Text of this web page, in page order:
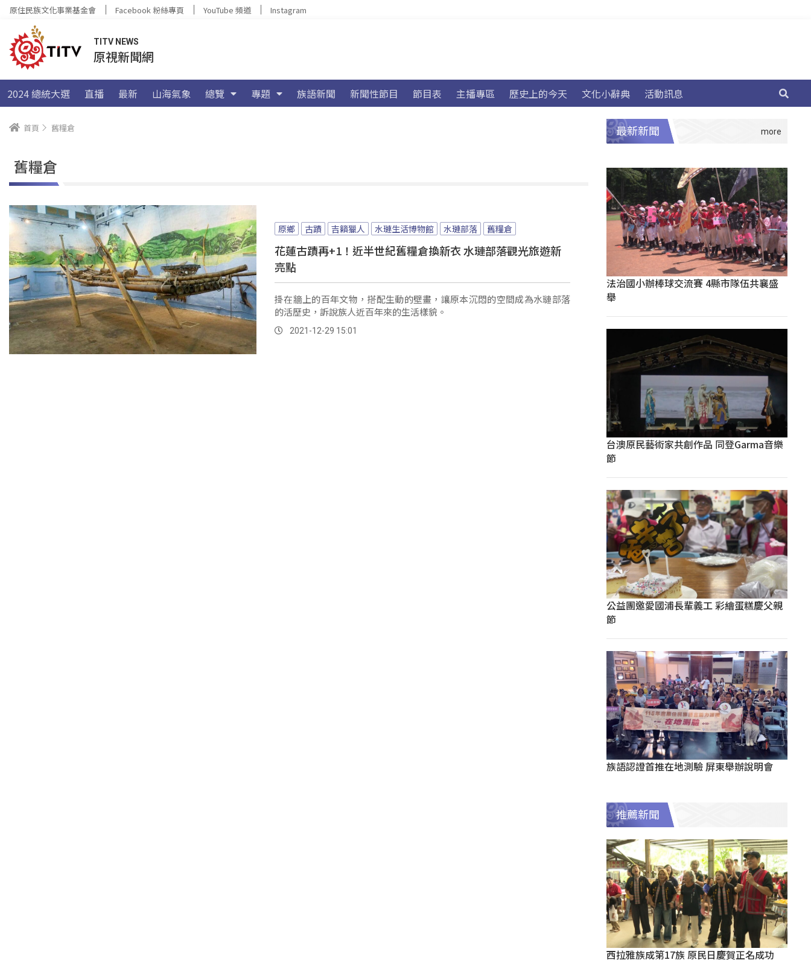
原住民族文化事業基金會 Facebook 粉絲專頁 YouTube 頻道 Instagram
TITV NEWS
原視新聞網
2024 總統大選 直播 最新 山海氣象 總覽 專題 族語新聞 新聞性節目 節目表 主播專區 歷史上的今天 文化小辭典 活動訊息
首頁 舊糧倉
舊糧倉
原鄉 古蹟 吉籟獵人 水璉生活博物館 水璉部落 舊糧倉
花蓮古蹟再+1！近半世紀舊糧倉換新衣 水璉部落觀光旅遊新
亮點
掛在牆上的百年文物，搭配生動的壁畫，讓原本沉悶的空間成為水璉部落
的活歷史，訴說族人近百年來的生活樣貌。
2021-12-29 15:01
最新新聞
法治國小辦棒球交流賽 4縣市隊伍共襄盛
舉
台澳原民藝術家共創作品 同登Garma音樂
節
公益團邀愛國浦長輩義工 彩繪蛋糕慶父親
節
族語認證首推在地測驗 屏東舉辦說明會
推薦新聞
西拉雅族成第17族 原民日慶賀正名成功